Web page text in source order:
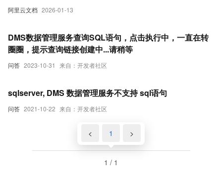
阿里云文档 2026-01-13
问答 2023-10-31 来自：开发者社区
DMS数据管理服务查询SQL语句，点击执行中，一直在转
圈圈，提示查询链接创建中...请稍等
问答 2021-10-22 来自：开发者社区
sqlserver, DMS 数据管理服务不支持 sql语句
< 1 >
1 / 1